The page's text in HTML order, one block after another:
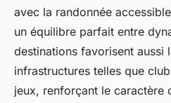
avec la randonnée
un équilibre parfait entre
destinations favorisent aussi
infrastructures telles que
jeux, renforçant le caractère